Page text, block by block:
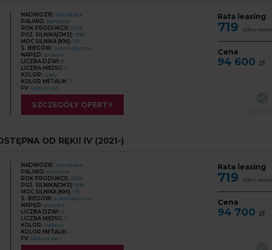
NADWOZIE: hatchback
PALIWO: benzyna
ROK PRODUKCJI: 2026
POJ. SILNIKA[CM3]: 999
MOC SILNIKA [KM]: 115
S. BIEGÓW: automatyczna
NAPĘD: przedni
LICZBA DZWI: 5
LICZBA MIEJSC: 5
KOLOR: szary
KOLOR METALIK: 1
FV: faktura vat
SZCZEGÓŁY OFERTY
Rata leasing
719 zł/mc netto
Cena
94 600 zł
OD RĘKI! IV (2021-)
NADWOZIE: hatchback
PALIWO: benzyna
ROK PRODUKCJI: 2026
POJ. SILNIKA[CM3]: 999
MOC SILNIKA [KM]: 115
S. BIEGÓW: automatyczna
NAPĘD: przedni
LICZBA DZWI: 5
LICZBA MIEJSC: 5
KOLOR: srebrny
KOLOR METALIK: 1
FV: faktura vat
Rata leasing
719 zł/mc netto
Cena
94 700 zł